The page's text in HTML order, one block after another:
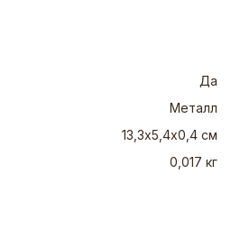
Да
Металл
13,3х5,4х0,4 см
0,017 кг